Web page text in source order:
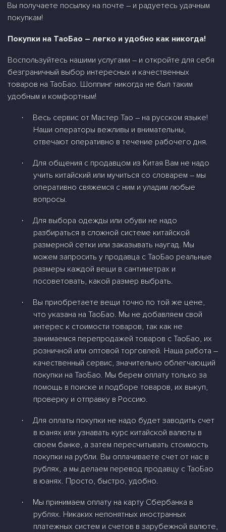
Вы получаете посылку на почте – и радуетесь удачным
покупкам!
Покупки на ТаоБао – легко и удобно как никогда!
Воспользуйтесь нашими услугами – и откройте для себя
безграничный выбор интересных и качественных
товаров на ТаоБао. Шоппинг никогда не был таким
удобным и комфортным!
·
Весь сервис от Мастер Тао – на русском языке!
Наши операторы вежливы и внимательны,
отвечают оперативно в течение рабочего дня.
·
Для общения с продавцом из Китая Вам не надо
учить китайский или мучиться со словарем – мы
оперативно свяжемся с ним и уладим любые
вопросы.
·
Для выбора одежды или обуви не надо
разбираться в сложной системе китайской
размерной сетки или заказывать наугад. Мы
можем запросить у продавца с ТаоБао реальные
размеры каждой вещи в сантиметрах и
посоветовать, какой размер выбрать.
·
Вы приобретаете вещи точно по той же цене,
что указана на ТаоБао. Мы не добавляем свой
интерес к стоимости товаров, так как не
занимаемся перепродажей товаров с ТаоБао, их
розничной или оптовой торговлей. Наша работа –
качественный сервис, значительно облегчающий
покупки на ТаоБао. Мы берем оплату только за
помощь в поиске и подборе товаров, их выкуп,
проверку и отправку в Россию.
·
Для оплаты покупки не надо будет заводить счет
в юанях или узнавать курс китайской валюты в
своем банке, а затем пересчитывать стоимость
покупки на рубли. Вы оплачиваете счет от нас в
рублях, а мы делаем перевод продавцу с ТаоБао
в юанях. Просто, быстро, удобно.
·
Мы принимаем оплату на карту Сбербанка в
рублях. Никаких непонятных иностранных
платежных систем и счетов в зарубежной валюте,